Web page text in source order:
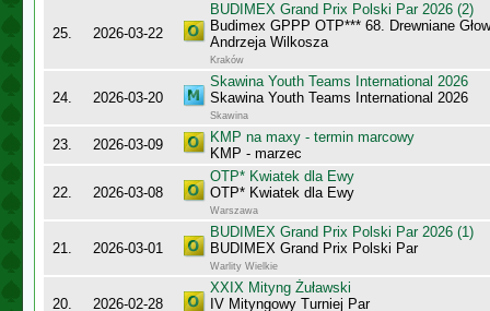
25. 2026-03-22
BUDIMEX Grand Prix Polski Par 2026 (2)
Budimex GPPP OTP*** 68. Drewniane
Andrzeja Wilkosza
Kraków
24. 2026-03-20
Skawina Youth Teams International 2026
Skawina Youth Teams International 2026
Skawina
23. 2026-03-09
KMP na maxy - termin marcowy
KMP - marzec
22. 2026-03-08
OTP* Kwiatek dla Ewy
OTP* Kwiatek dla Ewy
Warszawa
21. 2026-03-01
BUDIMEX Grand Prix Polski Par 2026 (1)
BUDIMEX Grand Prix Polski Par
Warlity Wielkie
20. 2026-02-28
XXIX Mityng Żuławski
IV Mityngowy Turniej Par